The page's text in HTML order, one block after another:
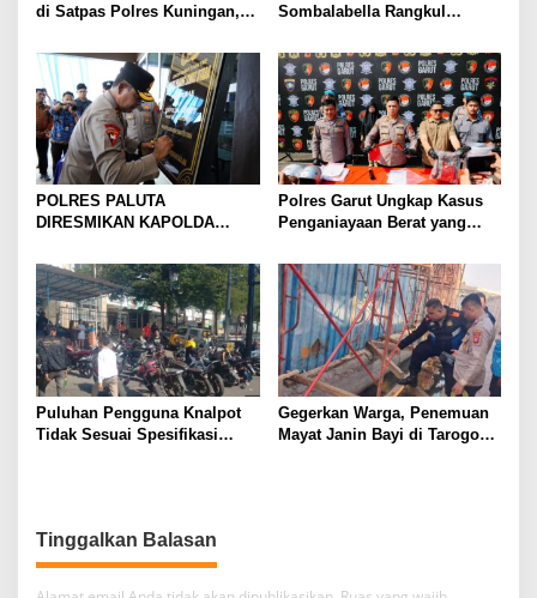
di Satpas Polres Kuningan,
dan Penguatan Pengawasan
Sombalabella Rangkul
Kamtibmas dan Semarakkan
HUT Ke-81 RI
POLRES PALUTA
DIRESMIKAN KAPOLDA
GUNUNGTUA
Polres Garut Ungkap Kasus
Penganiayaan Berat yang
Meninggal Dunia
Puluhan Pengguna Knalpot
Tidak Sesuai Spesifikasi
Gegerkan Warga, Penemuan
Mayat Janin Bayi di Tarogong
Tinggalkan Balasan